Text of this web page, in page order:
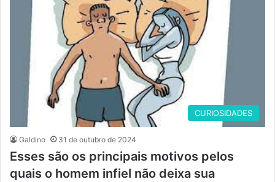
CURIOSIDADES
Galdino 31 de outubro de 2024
Esses são os principais motivos pelos
quais o homem infiel não deixa sua